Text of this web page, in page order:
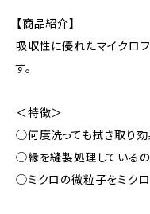
【商品紹介】
吸収性に優れたマイクロ
す。
＜特徴＞
◯何度洗っても拭き取り効
◯縁を縫製処理しているの
◯ミクロの微粒子をミクロ